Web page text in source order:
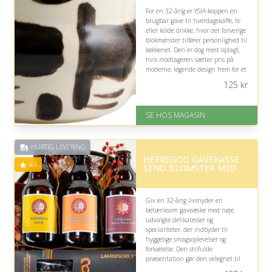
For en 32-årig er YSIA-koppen en
brugbar gave til hverdagskaffe, te
eller kolde drikke, hvor det farverige
blokmønster tilfører personlighed til
køkkenet. Den er dog mest oplagt,
hvis modtageren sætter pris på
moderne, legende design frem for et
God Trustpilot rating på 4.1 ud
125 kr
SE HOS MAGASIN
HURTIG LEVERING
4.4 HERREGOD GAVEKASSE -
SEND BLOMSTER MED
Giv en 32-årig livsnyder en
betænksom gaveæske med nøje
udvalgte delikatesser og
specialiteter, der indbyder til
hyggelige smagsoplevelser og
forkælelse. Den stilfulde
præsentation gør den velegnet til